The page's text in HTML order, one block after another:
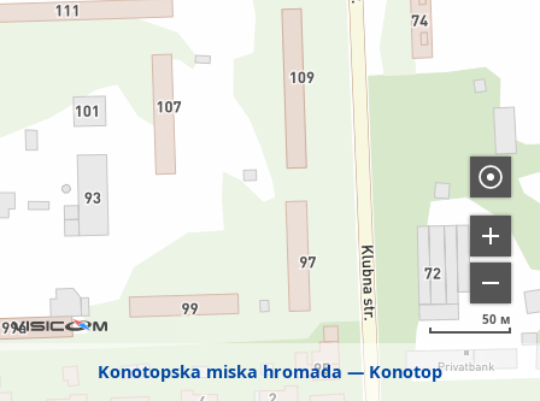
Konotopska miska hromada Konotop
50 м